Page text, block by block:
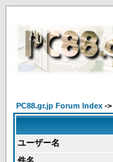
PC88.gr.jp Forum Index ->
ユーザー名